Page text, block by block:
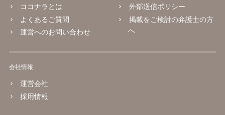
ココナラとは
よくあるご質問
運営へのお問い合わせ
外部送信ポリシー
掲載をご検討の弁護士の方
へ
会社情報
運営会社
採用情報